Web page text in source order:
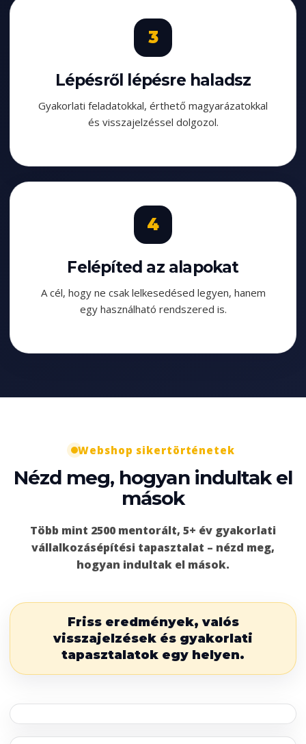
Lépésről lépésre haladsz
Gyakorlati feladatokkal, érthető magyarázatokkal
és visszajelzéssel dolgozol.
Felépíted az alapokat
A cél, hogy ne csak lelkesedésed legyen, hanem
egy használható rendszered is.
Webshop sikertörténetek
Nézd meg, hogyan indultak el
mások
Több mint 2500 mentorált, 5+ év gyakorlati
vállalkozásépítési tapasztalat – nézd meg,
hogyan indultak el mások.
Friss eredmények, valós
visszajelzések és gyakorlati
tapasztalatok egy helyen.